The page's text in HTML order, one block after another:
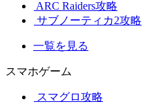
ARC Raiders攻略
サブノーティカ2攻略
一覧を見る
スマホゲーム
スマグロ攻略